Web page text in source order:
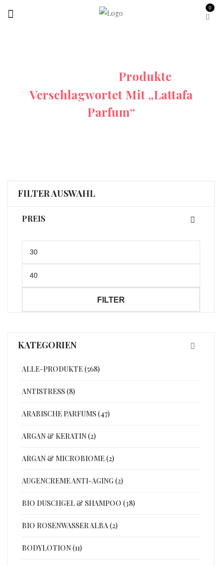
0
Produkte
Verschlagwortet Mit „Lattafa
Parfum“
FILTER AUSWAHL
PREIS
Preis
Preis
FILTER
KATEGORIEN
ALLE-PRODUKTE (568)
ANTISTRESS (8)
ARABISCHE PARFUMS (47)
ARGAN & KERATIN (2)
ARGAN & MICROBIOME (2)
AUGENCREME ANTI-AGING (2)
BIO DUSCHGEL & SHAMPOO (38)
BIO ROSENWASSER ALBA (2)
BODYLOTION (11)